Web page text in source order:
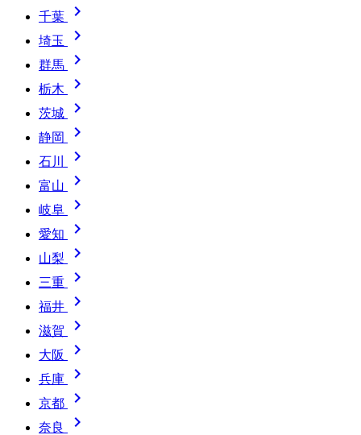
千葉 
埼玉 
群馬 
栃木 
茨城 
静岡 
石川 
富山 
岐阜 
愛知 
山梨 
三重 
福井 
滋賀 
大阪 
兵庫 
京都 
奈良 